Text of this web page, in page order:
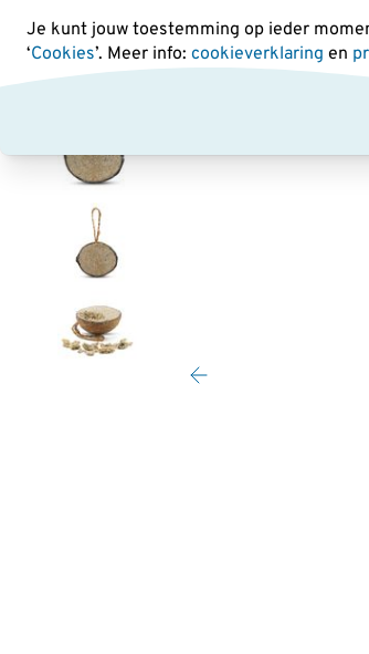
Je kunt jouw toestemming op ieder
‘Cookies’. Meer info: cookieverklaring en